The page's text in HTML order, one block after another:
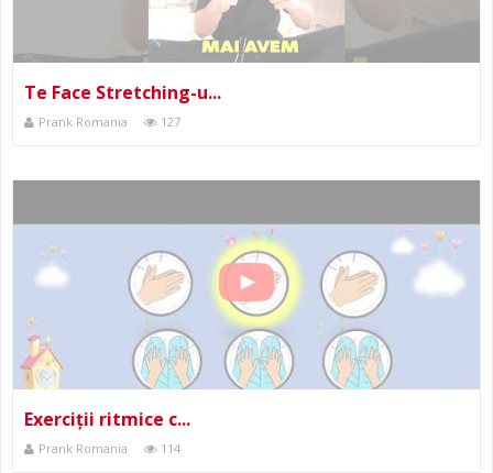
Te Face Stretching-u...
Prank Romania 127
Exerciții ritmice c...
Prank Romania 114